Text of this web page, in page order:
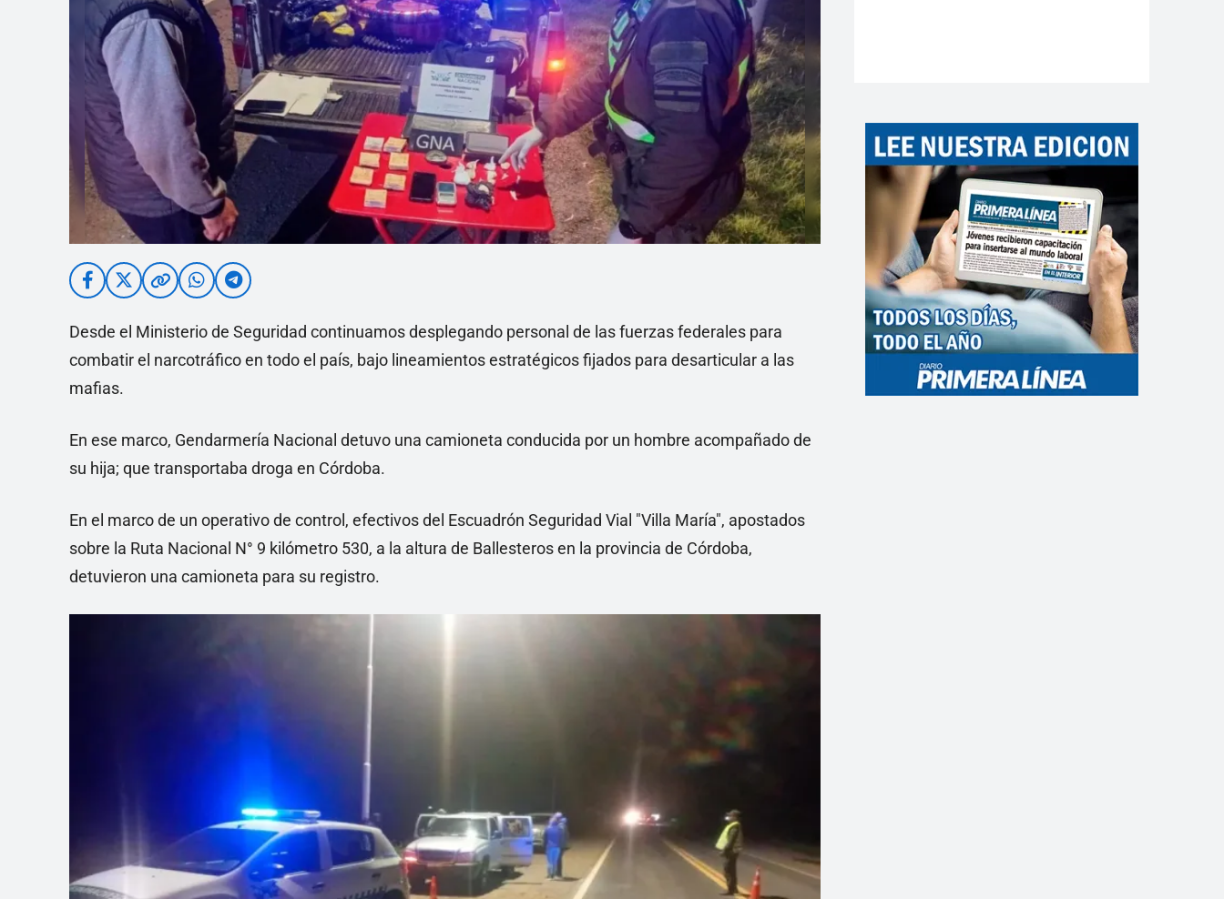
Desde el Ministerio de Seguridad continuamos desplegando personal de las fuerzas federales para
combatir el narcotráfico en todo el país, bajo lineamientos estratégicos fijados para desarticular a las
mafias.
En ese marco, Gendarmería Nacional detuvo una camioneta conducida por un hombre acompañado de
su hija; que transportaba droga en Córdoba.
En el marco de un operativo de control, efectivos del Escuadrón Seguridad Vial "Villa María", apostados
sobre la Ruta Nacional N° 9 kilómetro 530, a la altura de Ballesteros en la provincia de Córdoba,
detuvieron una camioneta para su registro.